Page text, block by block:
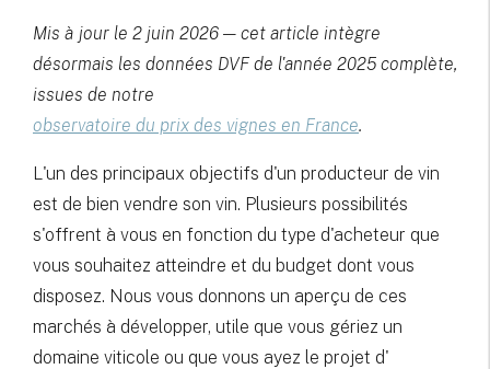
Mis à jour le 2 juin 2026 — cet article intègre
désormais les données DVF de l'année 2025 complète,
issues de notre
observatoire du prix des vignes en France.
L'un des principaux objectifs d'un producteur de vin
est de bien vendre son vin. Plusieurs possibilités
s'offrent à vous en fonction du type d'acheteur que
vous souhaitez atteindre et du budget dont vous
disposez. Nous vous donnons un aperçu de ces
marchés à développer, utile que vous gériez un
domaine viticole ou que vous ayez le projet d'